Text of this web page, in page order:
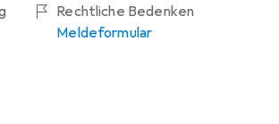
Rechtliche Bedenken
Meldeformular